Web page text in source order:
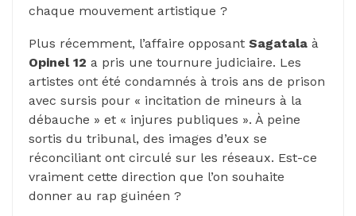
chaque mouvement artistique ?
Plus récemment, l’affaire opposant Sagatala à
Opinel 12 a pris une tournure judiciaire. Les
artistes ont été condamnés à trois ans de prison
avec sursis pour « incitation de mineurs à la
débauche » et « injures publiques ». À peine
sortis du tribunal, des images d’eux se
réconciliant ont circulé sur les réseaux. Est-ce
vraiment cette direction que l’on souhaite
donner au rap guinéen ?